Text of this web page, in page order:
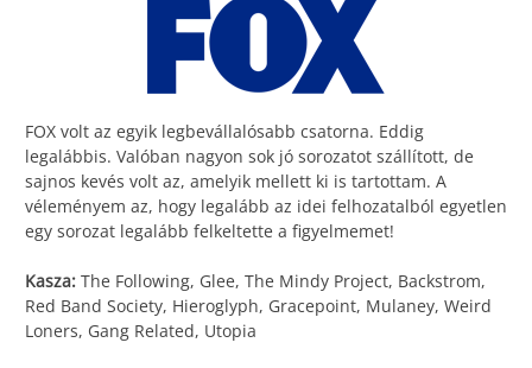
FOX volt az egyik legbevállalósabb csatorna. Eddig
legalábbis. Valóban nagyon sok jó sorozatot szállított, de
sajnos kevés volt az, amelyik mellett ki is tartottam. A
véleményem az, hogy legalább az idei felhozatalból egyetlen
egy sorozat legalább felkeltette a figyelmemet!
Kasza: The Following, Glee, The Mindy Project, Backstrom,
Red Band Society, Hieroglyph, Gracepoint, Mulaney, Weird
Loners, Gang Related, Utopia